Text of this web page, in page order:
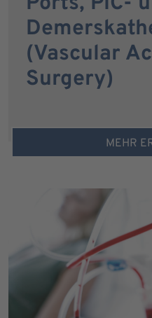
(Vascular
Surgery)
MEHR